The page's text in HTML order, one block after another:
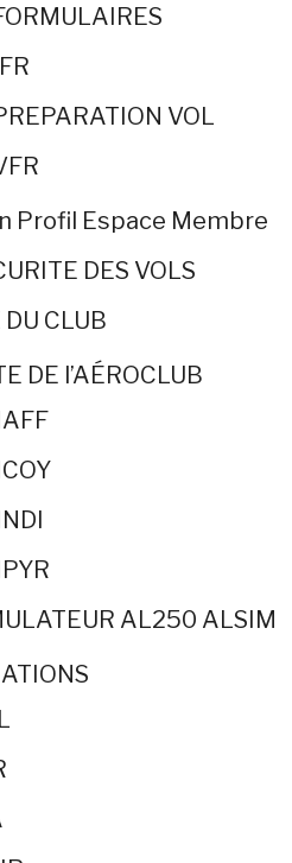
VOL
Profil Espace Membre
DES VOLS
DU CLUB
DE l’AÉROCLUB
AL250 ALSIM